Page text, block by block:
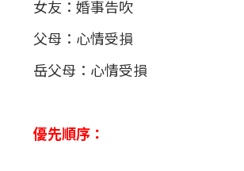
女友：婚事告吹
父母：心情受損
岳父母：心情受損
優先順序：